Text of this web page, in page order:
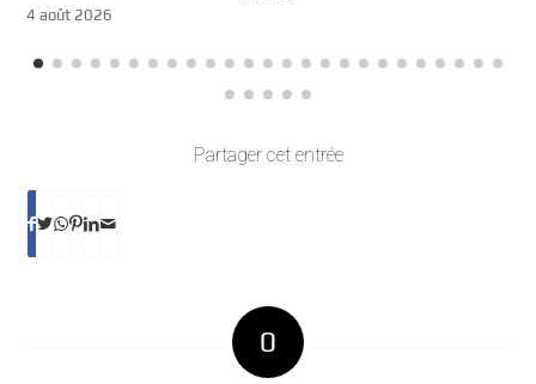
4 août 2026
Partager cet entrée
0